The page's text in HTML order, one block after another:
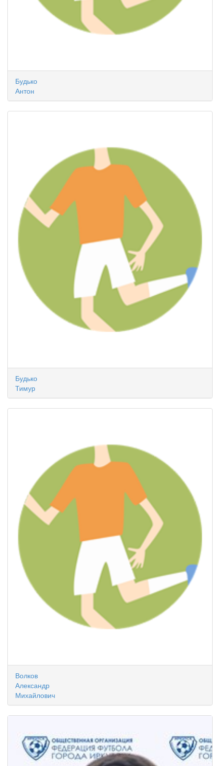
Будько
Антон
Будько
Тимур
Волков
Александр
Михайлович